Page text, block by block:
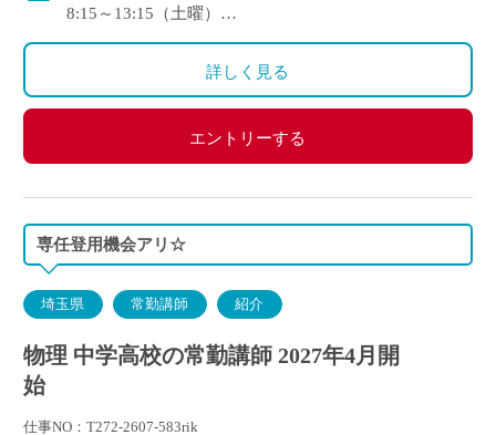
267,800円/月～：大学院（修士）卒2年目
8:15～13:15（土曜）
詳しく見る
エントリーする
専任登用機会アリ☆
埼玉県 常勤講師 紹介
物理 中学高校の常勤講師 2027年4月開
始
仕事NO：T272-2607-583rik